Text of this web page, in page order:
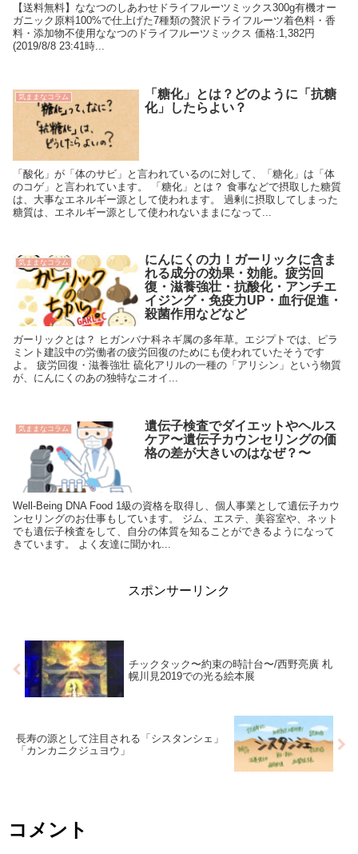
【送料無料】ななつのしあわせドライフルーツミックス300g有機オー
ガニック原料100%で仕上げた7種類の贅沢ドライフルーツ着色料・香
料・添加物不使用ななつのドライフルーツミックス 価格:1,382円
(2019/8/8 23:41時...
気ままなコラム
「糖化」とは？どのように「抗糖
化」したらよい？
「酸化」が「体のサビ」と言われているのに対して、「糖化」は「体
のコゲ」と言われています。 「糖化」とは？ 食事などで摂取した糖質
は、大事なエネルギー源として使われます。 過剰に摂取してしまった
糖質は、エネルギー源として使われないままになって...
気ままなコラム
にんにくの力！ガーリックに含ま
れる成分の効果・効能。疲労回
復・滋養強壮・抗酸化・アンチエ
イジング・免疫力UP・血行促進・
殺菌作用などなど
ガーリックとは？ ヒガンバナ科ネギ属の多年草。エジプトでは、ピラ
ミント建設中の労働者の疲労回復のためにも使われていたそうです
よ。 疲労回復・滋養強壮 硫化アリルの一種の「アリシン」という物質
が、にんにくのあの独特なニオイ...
気ままなコラム
遺伝子検査でダイエットやヘルス
ケア〜遺伝子カウンセリングの価
格の差が大きいのはなぜ？〜
Well-Being DNA Food 1級の資格を取得し、個人事業として遺伝子カウ
ンセリングのお仕事もしています。 ジム、エステ、美容室や、ネット
でも遺伝子検査をして、自分の体質を知ることができるようになって
きています。 よく友達に聞かれ...
スポンサーリンク
チックタック〜約束の時計台〜/西野亮廣 札
幌川見2019での光る絵本展
長寿の源として注目される「シスタンシェ」
「カンカニクジュヨウ」
コメント